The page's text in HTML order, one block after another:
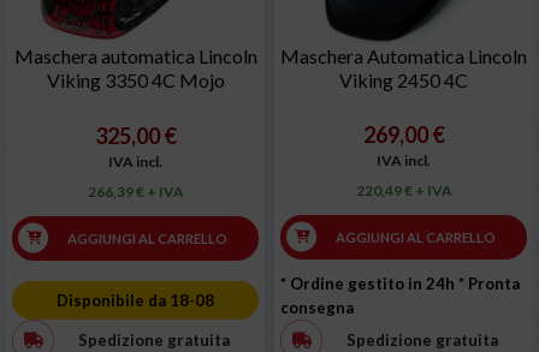
Maschera automatica Lincoln
Viking 3350 4C Mojo
325,00 €
IVA incl.
266,39 € + IVA
AGGIUNGI AL CARRELLO
Disponibile da 18-08
Spedizione gratuita
Maschera Automatica Lincoln
Viking 2450 4C
269,00 €
IVA incl.
220,49 € + IVA
AGGIUNGI AL CARRELLO
* Ordine gestito in 24h * Pronta
consegna
Spedizione gratuita